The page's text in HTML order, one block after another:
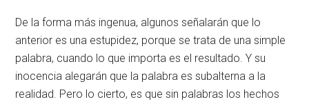
De la forma más ingenua, algunos señalarán que lo
anterior es una estupidez, porque se trata de una simple
palabra, cuando lo que importa es el resultado. Y su
inocencia alegarán que la palabra es subalterna a la
realidad. Pero lo cierto, es que sin palabras los hechos